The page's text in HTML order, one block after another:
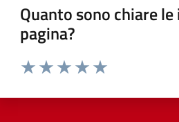
Quanto sono chiare
pagina?